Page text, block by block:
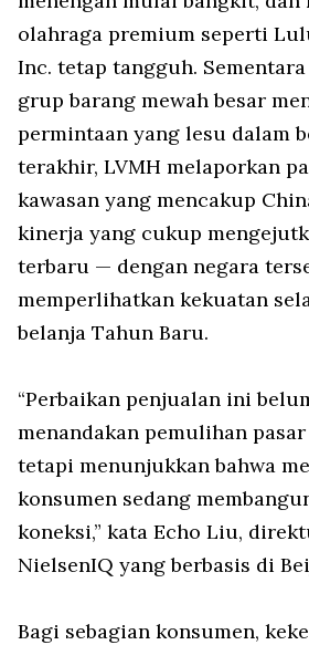
olahraga premium seperti
Inc. tetap tangguh.
grup barang mewah besar
permintaan yang lesu dalam
terakhir, LVMH melaporkan
kawasan yang mencakup
kinerja yang cukup
terbaru — dengan negara
memperlihatkan kekuatan
belanja Tahun Baru.
“Perbaikan penjualan ini
menandakan pemulihan
tetapi menunjukkan bahwa
konsumen sedang
koneksi,” kata Echo Liu,
NielsenIQ yang berbasis di
Bagi sebagian konsumen,